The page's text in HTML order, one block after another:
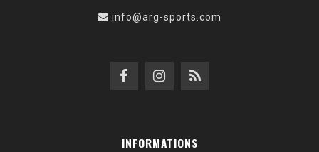
info@arg-sports.com
INFORMATIONS